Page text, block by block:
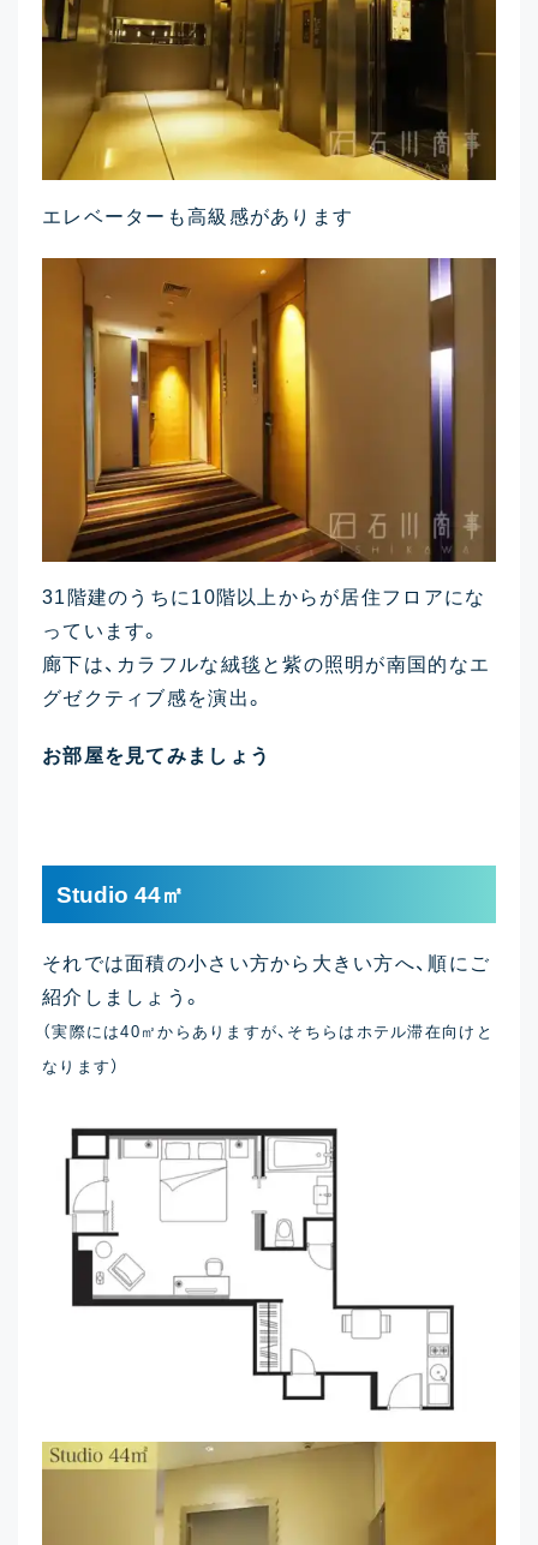
エレベーターも高級感があります
31階建のうちに10階以上からが居住フロアにな
っています。
廊下は、カラフルな絨毯と紫の照明が南国的なエ
グゼクティブ感を演出。
お部屋を見てみましょう
Studio 44㎡
それでは面積の小さい方から大きい方へ、順にご
紹介しましょう。
（実際には40㎡からありますが、そちらはホテル滞在向けと
なります）